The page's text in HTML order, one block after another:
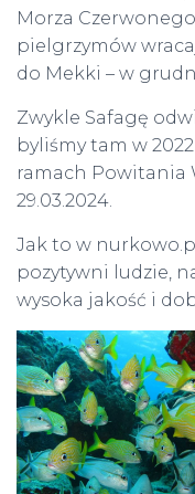
Morza
pielgrzymów
do Mekki – w
Zwykle Safagę
byliśmy tam w
ramach Powitania
29.03.2024.
Jak to w
pozytywni ludzie,
wysoka jakość i